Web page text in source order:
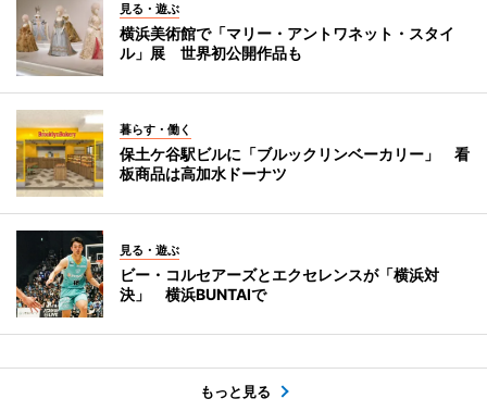
見る・遊ぶ
横浜美術館で「マリー・アントワネット・スタイ
ル」展 世界初公開作品も
暮らす・働く
保土ケ谷駅ビルに「ブルックリンベーカリー」 看
板商品は高加水ドーナツ
見る・遊ぶ
ビー・コルセアーズとエクセレンスが「横浜対
決」 横浜BUNTAIで
もっと見る